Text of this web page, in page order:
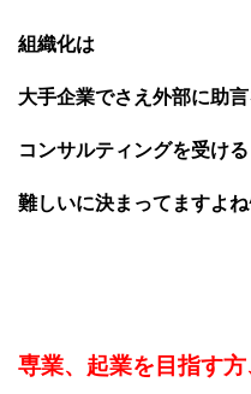
組織化は
大手企業でさえ外部に助言
コンサルティングを受け
難しいに決まってますよ
専業、起業を目指す方